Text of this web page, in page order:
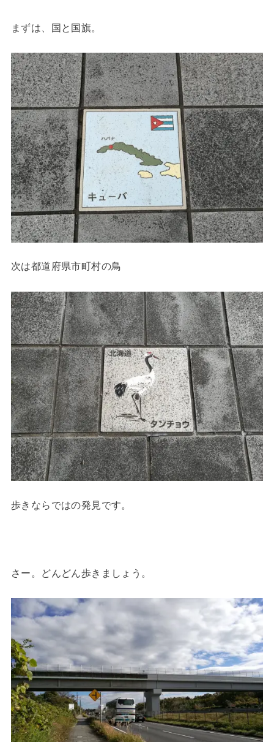
まずは、国と国旗。
次は都道府県市町村の鳥
歩きならではの発見です。
さー。どんどん歩きましょう。